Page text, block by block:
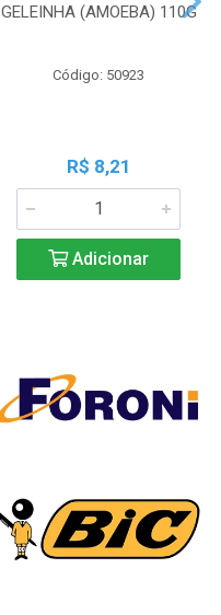
GELEINHA (AMOEBA) 110G
Código: 50923
R$ 8,21
Adicionar